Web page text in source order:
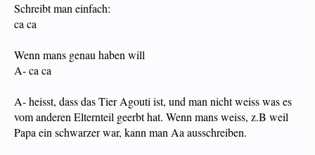
Schreibt man einfach:
ca ca
Wenn mans genau haben will
A- ca ca
A- heisst, dass das Tier Agouti ist, und man nicht weiss was es
vom anderen Elternteil geerbt hat. Wenn mans weiss, z.B weil
Papa ein schwarzer war, kann man Aa ausschreiben.